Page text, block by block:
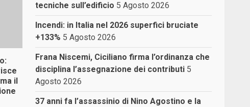
il
tecniche sull’edificio 5 Agosto 2026
Incendi: in Italia nel 2026 superfici bruciate
+133% 5 Agosto 2026
Frana Niscemi, Ciciliano firma l’ordinanza che
disciplina l’assegnazione dei contributi 5
Agosto 2026
37 anni fa l’assassinio di Nino Agostino e la